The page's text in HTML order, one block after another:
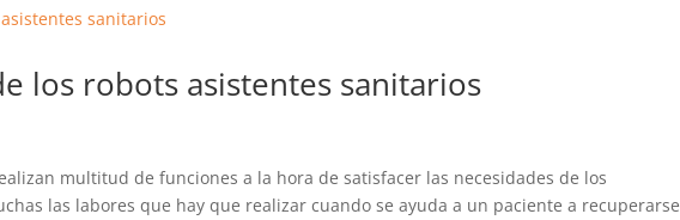
los robots asistentes sanitarios
multitud de funciones a la hora de satisfacer las necesidades de los
las labores que hay que realizar cuando se ayuda a un paciente a recuperarse